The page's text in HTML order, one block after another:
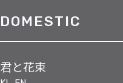
DOMESTIC
君と花束